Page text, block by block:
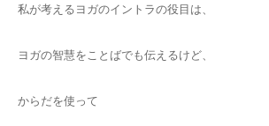
私が考えるヨガのイントラの役目は、
ヨガの智慧をことばでも伝えるけど、
からだを使って